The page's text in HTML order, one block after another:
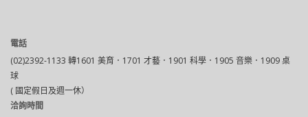
電話
(02)2392-1133 轉1601 美育．1701 才藝．1901 科學．1905 音樂．1909 桌
球
( 國定假日及週一休）
洽詢時間